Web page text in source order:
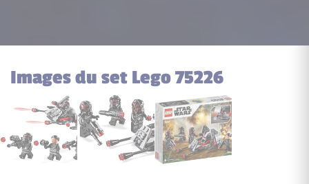
Images du set Lego 75226